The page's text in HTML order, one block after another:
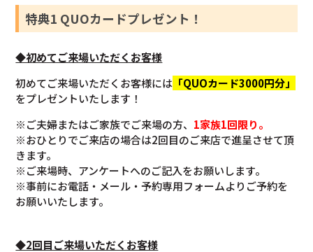
特典1 QUOカードプレゼント！
◆初めてご来場いただくお客様
初めてご来場いただくお客様には 「QUOカード3000円分」
をプレゼントいたします！
※ご夫婦またはご家族でご来場の方、 1家族1回限り。
※おひとりでご来店の場合は2回目のご来店で進呈させて頂
きます。
※ご来場時、アンケートへのご記入をお願いします。
※事前にお電話・メール・予約専用フォームよりご予約を
お願いいたします。
◆2回目ご来場いただくお客様